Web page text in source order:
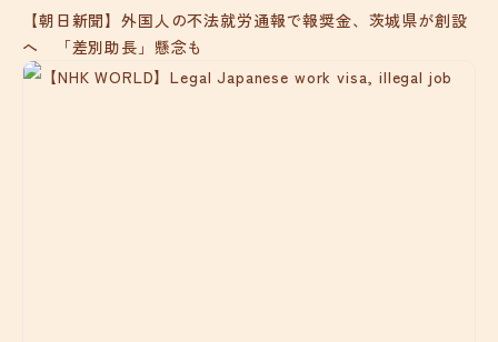
【朝日新聞】外国人の不法就労通報で報奨金、茨城県が創設
へ 「差別助長」懸念も